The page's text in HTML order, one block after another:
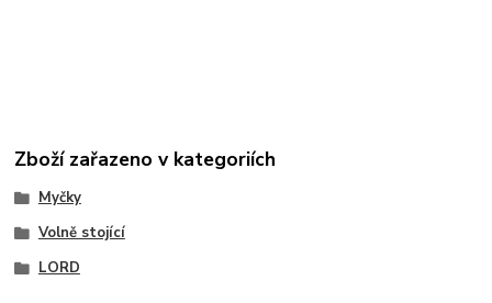
Zboží zařazeno v kategoriích
Myčky
Volně stojící
LORD